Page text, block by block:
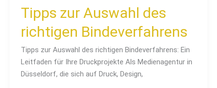
Tipps zur Auswahl des
richtigen Bindeverfahrens
Tipps zur Auswahl des richtigen Bindeverfahrens: Ein
Leitfaden für Ihre Druckprojekte Als Medienagentur in
Düsseldorf, die sich auf Druck, Design,